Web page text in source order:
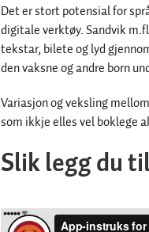
Det er stort potensial for
digitale verktøy. Sandvik
tekstar, bilete og lyd
den vaksne og andre born
Variasjon og veksling
som ikkje elles vel boklege
Slik legg du